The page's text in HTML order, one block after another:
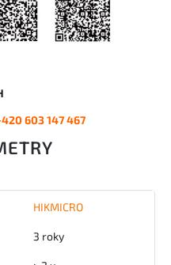
603 147 467
HIKMICRO
3 roky